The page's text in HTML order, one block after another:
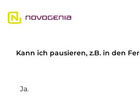
Zum Hauptinhalt springen
Kann ich pausieren, z.B. in den
Ja.